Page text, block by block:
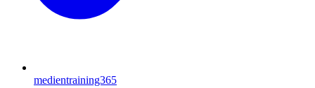
medientraining365